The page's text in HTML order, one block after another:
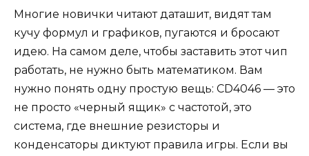
Многие новички читают даташит, видят там
кучу формул и графиков, пугаются и бросают
идею. На самом деле, чтобы заставить этот чип
работать, не нужно быть математиком. Вам
нужно понять одну простую вещь: CD4046 — это
не просто «черный ящик» с частотой, это
система, где внешние резисторы и
конденсаторы диктуют правила игры. Если вы